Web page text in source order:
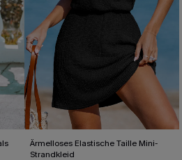
Ärmelloses Elastische Taille Mini-
Strandkleid